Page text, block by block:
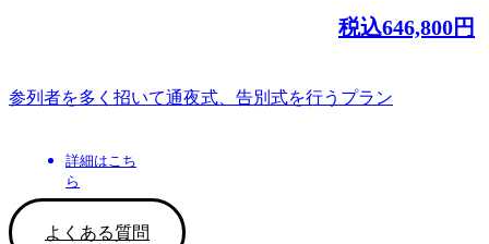
税込646,800円
参列者を多く招いて通夜式、告別式を行うプラン
詳細はこち
ら
よくある質問